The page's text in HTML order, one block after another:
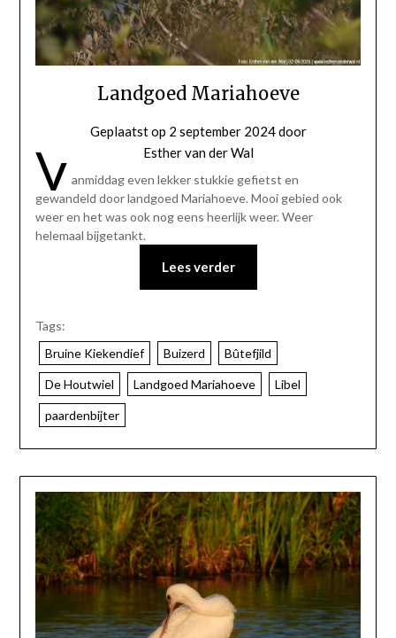
Landgoed Mariahoeve
Geplaatst op 2 september 2024door
Esther van der Wal
V anmiddag even lekker stukkie gefietst en
gewandeld door landgoed Mariahoeve. Mooi gebied ook
weer en het was ook nog eens heerlijk weer. Weer
helemaal bijgetankt.
Lees verder
Tags:
Bruine Kiekendief
Buizerd Bûtefjild
De Houtwiel Landgoed Mariahoeve Libel
paardenbijter